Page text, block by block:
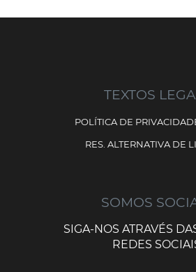
TEXTOS
POLÍTICA DE
RES. ALTERNATIVA DE
SOMOS
SIGA-NOS ATRAVÉS
REDES